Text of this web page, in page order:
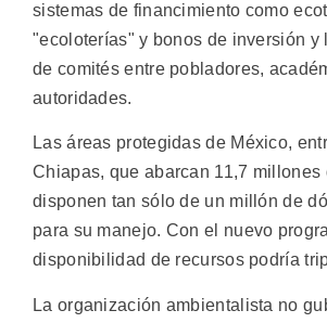
sistemas de financimiento como
"ecoloterías" y bonos de inversión y
de comités entre pobladores,
autoridades.
Las áreas protegidas de México,
Chiapas, que abarcan 11,7 millones
disponen tan sólo de un millón de
para su manejo. Con el nuevo
disponibilidad de recursos podría
La organización ambientalista no